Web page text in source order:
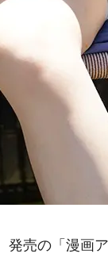
発売の「漫画